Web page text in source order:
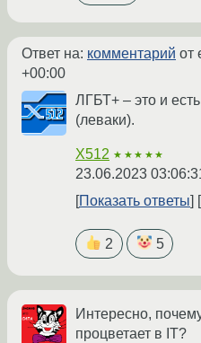
Ответ на: комментарий от
+00:00
ЛГБТ+ – это и
(леваки).
X512 ★★★★★
23.06.2023
Показать ответы
2 5
Интересно,
процветает в IT?